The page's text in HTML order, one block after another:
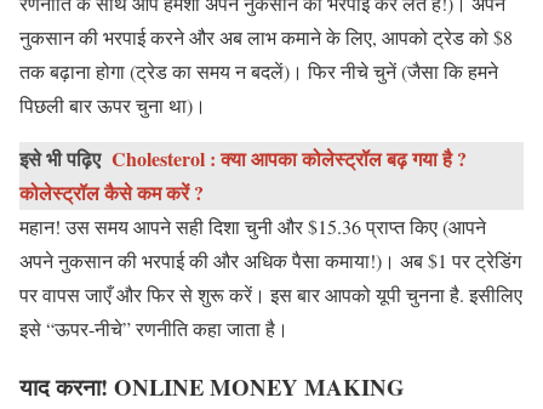
नुकसान की भरपाई करने और अब लाभ कमाने के लिए, आपको ट्रेड को $8
तक बढ़ाना होगा (ट्रेड का समय न बदलें)। फिर नीचे चुनें (जैसा कि हमने
पिछली बार ऊपर चुना था)।
इसे भी पढ़िए Cholesterol : क्या आपका कोलेस्ट्रॉल बढ़ गया है ?
कोलेस्ट्रॉल कैसे कम करें ?
महान! उस समय आपने सही दिशा चुनी और $15.36 प्राप्त किए (आपने
अपने नुकसान की भरपाई की और अधिक पैसा कमाया!)। अब $1 पर ट्रेडिंग
पर वापस जाएँ और फिर से शुरू करें। इस बार आपको यूपी चुनना है. इसीलिए
इसे “ऊपर-नीचे” रणनीति कहा जाता है।
याद करना! ONLINE MONEY MAKING